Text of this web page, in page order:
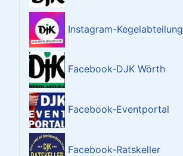
Instagram-Kegelabteilung
Facebook-DJK Wörth
Facebook-Eventportal
Facebook-Ratskeller